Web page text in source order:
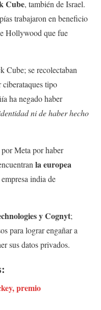
Cube, también de Israel.
trabajaron en beneficio
Hollywood que fue
Cube; se recolectaban
tipo
ha negado haber
ni de haber hecho
por Meta por haber
la europea
india de
y Cognyt;
para lograr engañar a
sus datos privados.
premio